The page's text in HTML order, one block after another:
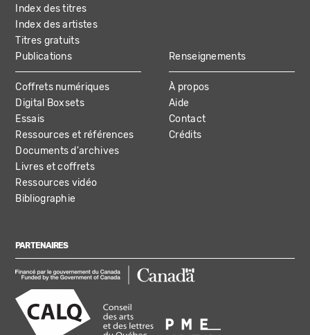
Index des titres
Index des artistes
Titres gratuits
Publications
Coffrets numériques
Digital Boxsets
Essais
Ressources et références
Documents d'archives
Livres et coffrets
Ressources vidéo
Bibliographie
Renseignements
À propos
Aide
Contact
Crédits
PARTENAIRES